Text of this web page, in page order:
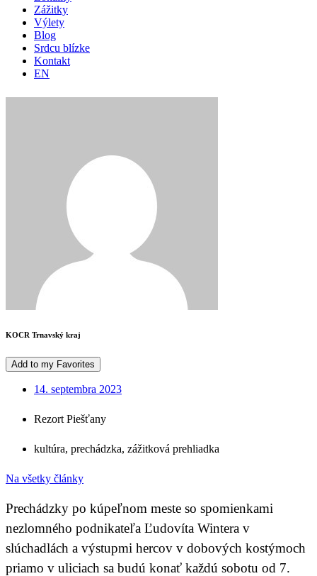
Zážitky
Výlety
Blog
Srdcu blízke
Kontakt
EN
KOCR Trnavský kraj
Add to my Favorites
14. septembra 2023
Rezort Piešťany
kultúra, prechádzka, zážitková prehliadka
Na všetky články
Prechádzky po kúpeľnom meste so spomienkami
nezlomného podnikateľa Ľudovíta Wintera v
slúchadlách a výstupmi hercov v dobových kostýmoch
priamo v uliciach sa budú konať každú sobotu od 7.